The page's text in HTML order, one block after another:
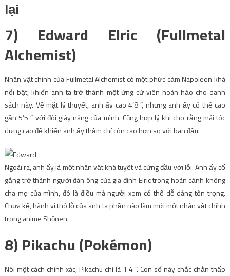
lại
7) Edward Elric (Fullmetal
Alchemist)
Nhân vật chính của Fullmetal Alchemist có một phức cảm Napoleon khá
nổi bật, khiến anh ta trở thành một ứng cử viên hoàn hảo cho danh
sách này. Về mặt lý thuyết, anh ấy cao 4’8 ”, nhưng anh ấy có thể cao
gần 5’5 ” với đôi giày nâng của mình. Cũng hợp lý khi cho rằng mái tóc
dựng cao để khiến anh ấy thậm chí còn cao hơn so với ban đầu.
Ngoài ra, anh ấy là một nhân vật khá tuyệt và cứng đầu với lỗi. Anh ấy cố
gắng trở thành người đàn ông của gia đình Elric trong hoàn cảnh không
cha mẹ của mình, đó là điều mà người xem có thể dễ dàng tôn trọng.
Chưa kể, hành vi thô lỗ của anh ta phần nào làm mới một nhân vật chính
trong anime Shōnen.
8) Pikachu (Pokémon)
Nói một cách chính xác, Pikachu chỉ là 1’4 ”. Con số này chắc chắn thấp